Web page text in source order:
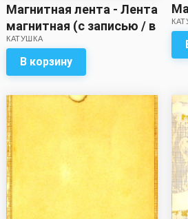
Магнитная лента - Лента
магнитная (с записью / в
коробке 2 ленты разной
величины, метраж
неизвестен)
КАТУШКА
В корзину